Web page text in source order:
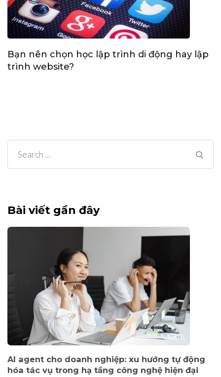
Bạn nên chọn học lập trình di động hay lập
trình website?
Search
for:
Bài viết gần đây
AI agent cho doanh nghiệp: xu hướng tự động
hóa tác vụ trong hạ tầng công nghệ hiện đại